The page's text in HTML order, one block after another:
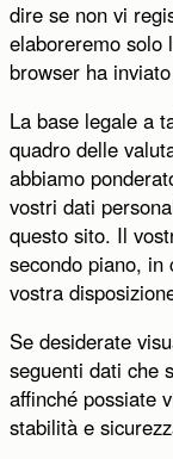
dire se non vi
elaboreremo solo
browser ha
La base legale a
quadro delle
abbiamo
vostri dati
questo sito. Il
secondo piano,
vostra
Se desiderate
seguenti dati che
affinché possiate
stabilità e